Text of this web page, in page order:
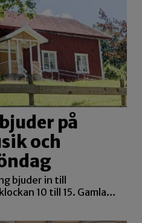
på
och
bjuder in till
10 till 15. Gamla…